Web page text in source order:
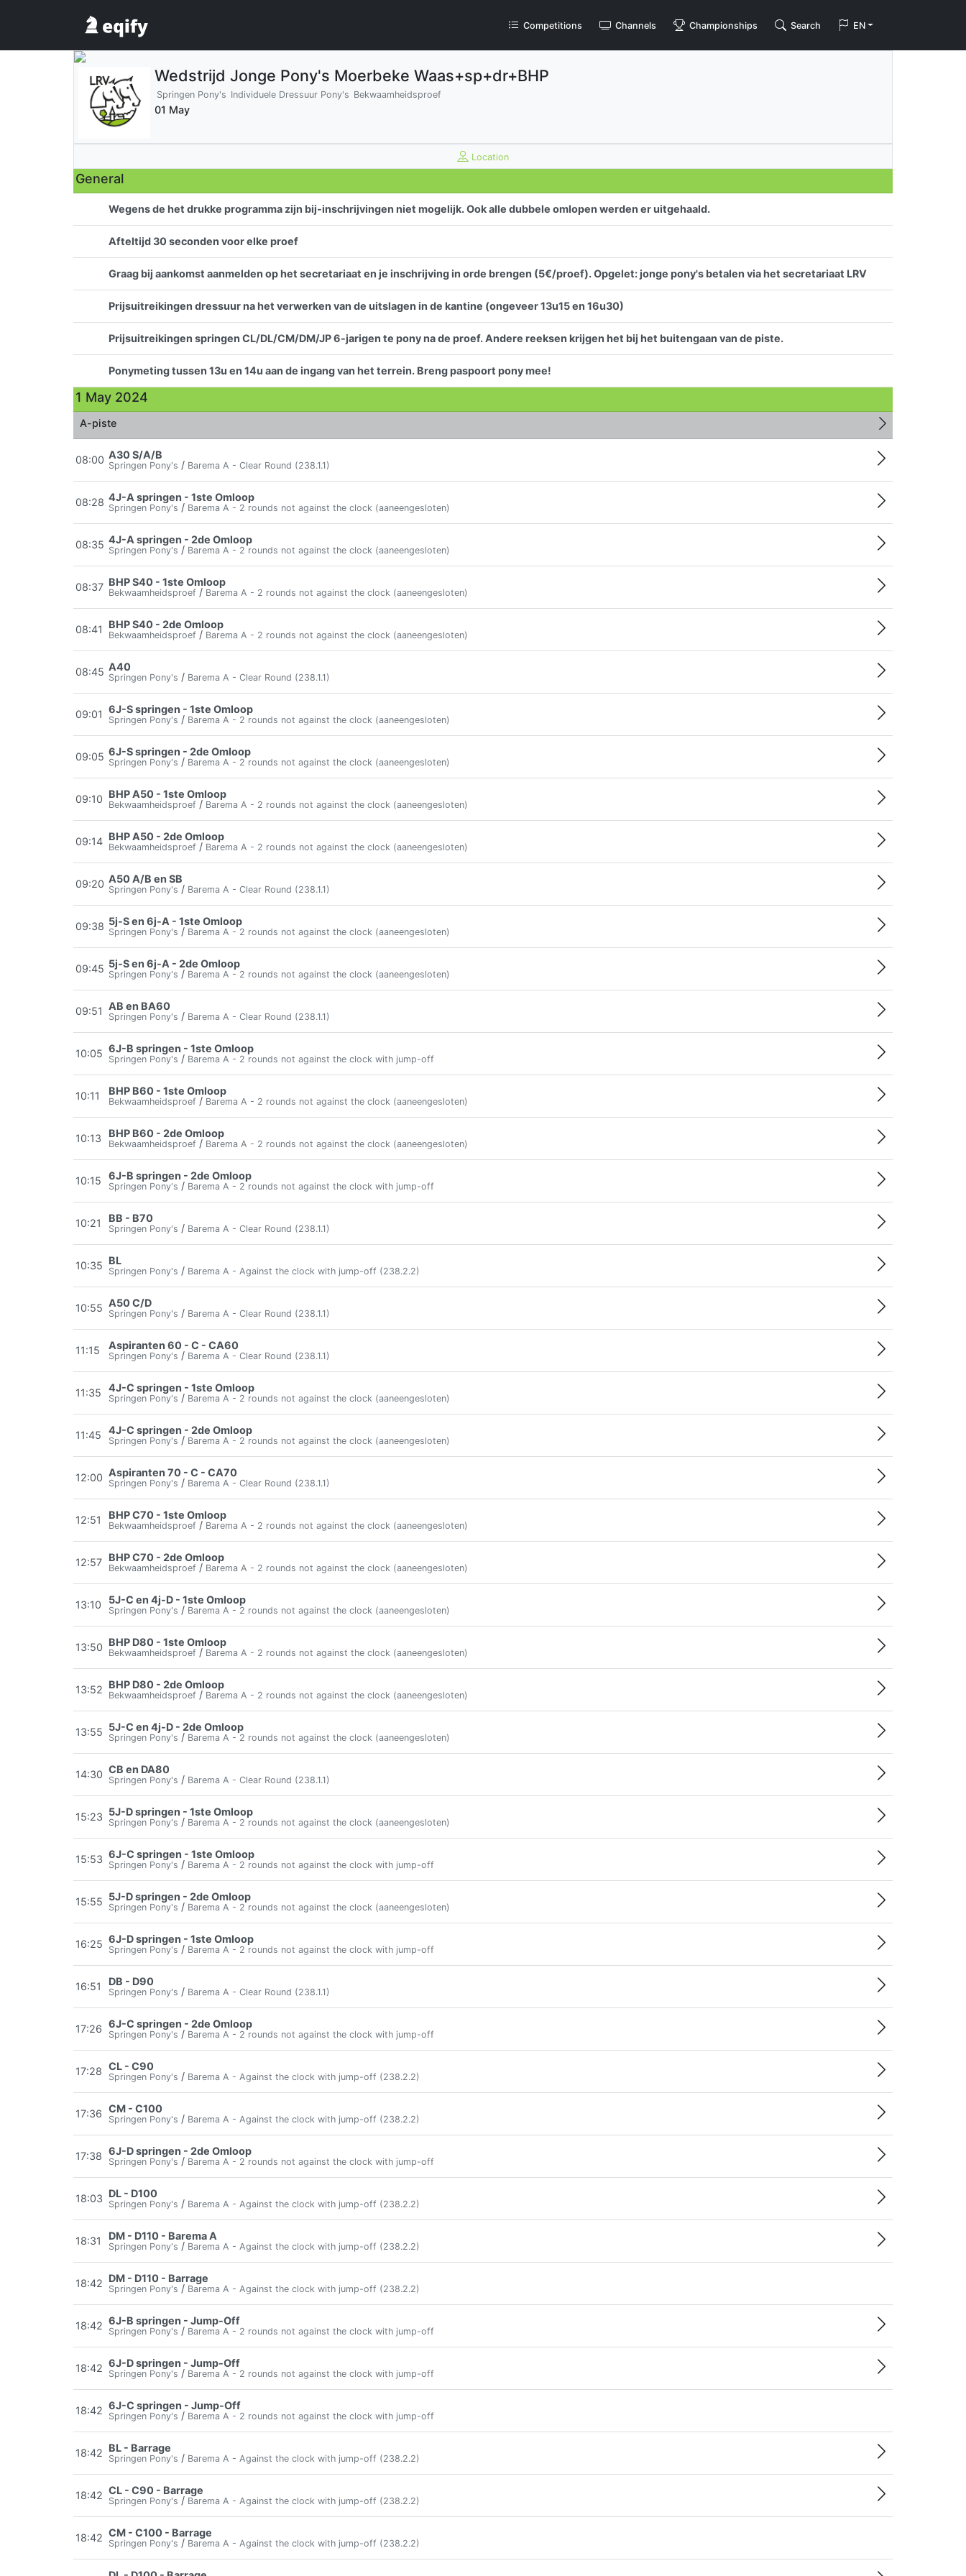
Competitions Channels Championships Search EN
Wedstrijd Jonge Pony's Moerbeke Waas+sp+dr+BHP
Springen Pony's Individuele Dressuur Pony's Bekwaamheidsproef
01 May
Location
General
Wegens de het drukke programma zijn bij-inschrijvingen niet mogelijk. Ook alle dubbele omlopen werden er uitgehaald.
Afteltijd 30 seconden voor elke proef
Graag bij aankomst aanmelden op het secretariaat en je inschrijving in orde brengen (5€/proef). Opgelet: jonge pony's betalen via het secretariaat LRV
Prijsuitreikingen dressuur na het verwerken van de uitslagen in de kantine (ongeveer 13u15 en 16u30)
Prijsuitreikingen springen CL/DL/CM/DM/JP 6-jarigen te pony na de proef. Andere reeksen krijgen het bij het buitengaan van de piste.
Ponymeting tussen 13u en 14u aan de ingang van het terrein. Breng paspoort pony mee!
1 May 2024
A-piste
08:00 A30 S/A/B
Springen Pony's / Barema A - Clear Round (238.1.1)
08:28 4J-A springen - 1ste Omloop
Springen Pony's / Barema A - 2 rounds not against the clock (aaneengesloten)
08:35 4J-A springen - 2de Omloop
Springen Pony's / Barema A - 2 rounds not against the clock (aaneengesloten)
08:37 BHP S40 - 1ste Omloop
Bekwaamheidsproef / Barema A - 2 rounds not against the clock (aaneengesloten)
08:41 BHP S40 - 2de Omloop
Bekwaamheidsproef / Barema A - 2 rounds not against the clock (aaneengesloten)
08:45 A40
Springen Pony's / Barema A - Clear Round (238.1.1)
09:01 6J-S springen - 1ste Omloop
Springen Pony's / Barema A - 2 rounds not against the clock (aaneengesloten)
09:05 6J-S springen - 2de Omloop
Springen Pony's / Barema A - 2 rounds not against the clock (aaneengesloten)
09:10 BHP A50 - 1ste Omloop
Bekwaamheidsproef / Barema A - 2 rounds not against the clock (aaneengesloten)
09:14 BHP A50 - 2de Omloop
Bekwaamheidsproef / Barema A - 2 rounds not against the clock (aaneengesloten)
09:20 A50 A/B en SB
Springen Pony's / Barema A - Clear Round (238.1.1)
09:38 5j-S en 6j-A - 1ste Omloop
Springen Pony's / Barema A - 2 rounds not against the clock (aaneengesloten)
09:45 5j-S en 6j-A - 2de Omloop
Springen Pony's / Barema A - 2 rounds not against the clock (aaneengesloten)
09:51 AB en BA60
Springen Pony's / Barema A - Clear Round (238.1.1)
10:05 6J-B springen - 1ste Omloop
Springen Pony's / Barema A - 2 rounds not against the clock with jump-off
10:11 BHP B60 - 1ste Omloop
Bekwaamheidsproef / Barema A - 2 rounds not against the clock (aaneengesloten)
10:13 BHP B60 - 2de Omloop
Bekwaamheidsproef / Barema A - 2 rounds not against the clock (aaneengesloten)
10:15 6J-B springen - 2de Omloop
Springen Pony's / Barema A - 2 rounds not against the clock with jump-off
10:21 BB - B70
Springen Pony's / Barema A - Clear Round (238.1.1)
10:35 BL
Springen Pony's / Barema A - Against the clock with jump-off (238.2.2)
10:55 A50 C/D
Springen Pony's / Barema A - Clear Round (238.1.1)
11:15 Aspiranten 60 - C - CA60
Springen Pony's / Barema A - Clear Round (238.1.1)
11:35 4J-C springen - 1ste Omloop
Springen Pony's / Barema A - 2 rounds not against the clock (aaneengesloten)
11:45 4J-C springen - 2de Omloop
Springen Pony's / Barema A - 2 rounds not against the clock (aaneengesloten)
12:00 Aspiranten 70 - C - CA70
Springen Pony's / Barema A - Clear Round (238.1.1)
12:51 BHP C70 - 1ste Omloop
Bekwaamheidsproef / Barema A - 2 rounds not against the clock (aaneengesloten)
12:57 BHP C70 - 2de Omloop
Bekwaamheidsproef / Barema A - 2 rounds not against the clock (aaneengesloten)
13:10 5J-C en 4j-D - 1ste Omloop
Springen Pony's / Barema A - 2 rounds not against the clock (aaneengesloten)
13:50 BHP D80 - 1ste Omloop
Bekwaamheidsproef / Barema A - 2 rounds not against the clock (aaneengesloten)
13:52 BHP D80 - 2de Omloop
Bekwaamheidsproef / Barema A - 2 rounds not against the clock (aaneengesloten)
13:55 5J-C en 4j-D - 2de Omloop
Springen Pony's / Barema A - 2 rounds not against the clock (aaneengesloten)
14:30 CB en DA80
Springen Pony's / Barema A - Clear Round (238.1.1)
15:23 5J-D springen - 1ste Omloop
Springen Pony's / Barema A - 2 rounds not against the clock (aaneengesloten)
15:53 6J-C springen - 1ste Omloop
Springen Pony's / Barema A - 2 rounds not against the clock with jump-off
15:55 5J-D springen - 2de Omloop
Springen Pony's / Barema A - 2 rounds not against the clock (aaneengesloten)
16:25 6J-D springen - 1ste Omloop
Springen Pony's / Barema A - 2 rounds not against the clock with jump-off
16:51 DB - D90
Springen Pony's / Barema A - Clear Round (238.1.1)
17:26 6J-C springen - 2de Omloop
Springen Pony's / Barema A - 2 rounds not against the clock with jump-off
17:28 CL - C90
Springen Pony's / Barema A - Against the clock with jump-off (238.2.2)
17:36 CM - C100
Springen Pony's / Barema A - Against the clock with jump-off (238.2.2)
17:38 6J-D springen - 2de Omloop
Springen Pony's / Barema A - 2 rounds not against the clock with jump-off
18:03 DL - D100
Springen Pony's / Barema A - Against the clock with jump-off (238.2.2)
18:31 DM - D110 - Barema A
Springen Pony's / Barema A - Against the clock with jump-off (238.2.2)
18:42 DM - D110 - Barrage
Springen Pony's / Barema A - Against the clock with jump-off (238.2.2)
18:42 6J-B springen - Jump-Off
Springen Pony's / Barema A - 2 rounds not against the clock with jump-off
18:42 6J-D springen - Jump-Off
Springen Pony's / Barema A - 2 rounds not against the clock with jump-off
18:42 6J-C springen - Jump-Off
Springen Pony's / Barema A - 2 rounds not against the clock with jump-off
18:42 BL - Barrage
Springen Pony's / Barema A - Against the clock with jump-off (238.2.2)
18:42 CL - C90 - Barrage
Springen Pony's / Barema A - Against the clock with jump-off (238.2.2)
18:42 CM - C100 - Barrage
Springen Pony's / Barema A - Against the clock with jump-off (238.2.2)